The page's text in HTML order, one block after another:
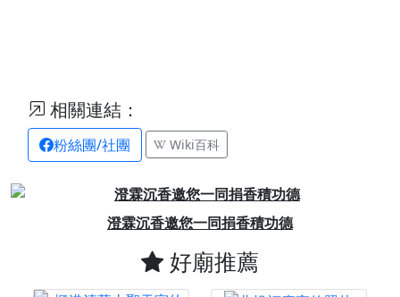
相關連結：
粉絲團/社團 Wiki百科
澄霖沉香邀您一同捐香積功德
好廟推薦